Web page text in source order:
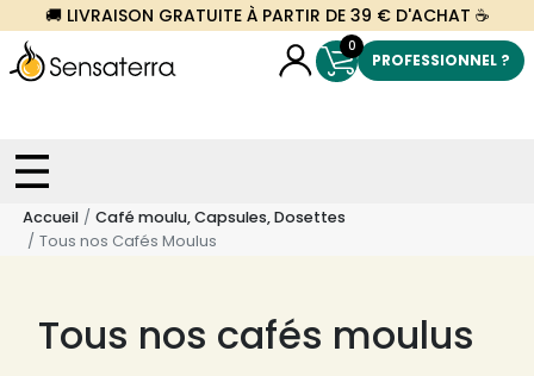
🚚 LIVRAISON GRATUITE À PARTIR DE 39 € D'ACHAT ☕
0
PROFESSIONNEL ?
Accueil
Café moulu, Capsules, Dosettes
Tous nos Cafés Moulus
Tous nos cafés moulus